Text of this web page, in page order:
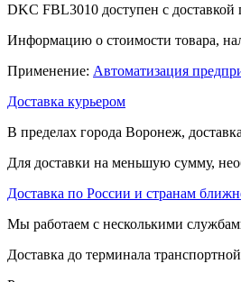
DKC FBL3010 доступен с
Информацию о стоимости товара,
Применение: Автоматизация
Доставка курьером
В пределах города Воронеж,
Для доставки на меньшую сумму,
Доставка по России и странам
Мы работаем с несколькими
Доставка до терминала